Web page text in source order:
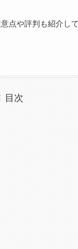
意点や評判も紹介し
目次